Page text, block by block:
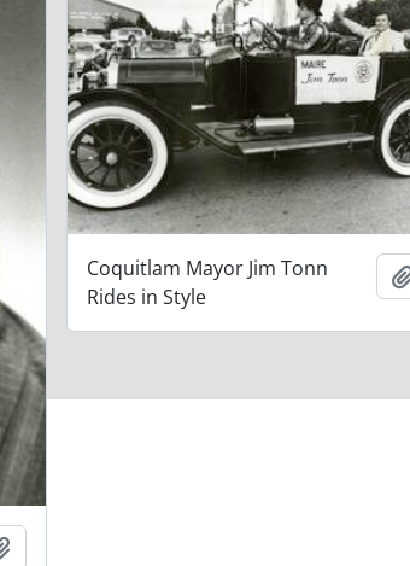
Coquitlam Mayor Jim Tonn
Rides in Style